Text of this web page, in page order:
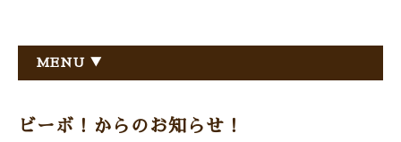
MENU ▼
ビーボ！からのお知らせ！